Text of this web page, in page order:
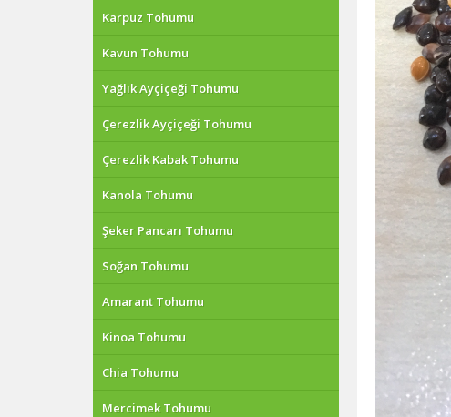
Karpuz Tohumu
Kavun Tohumu
Yağlık Ayçiçeği Tohumu
Çerezlik Ayçiçeği Tohumu
Çerezlik Kabak Tohumu
Kanola Tohumu
Şeker Pancarı Tohumu
Soğan Tohumu
Amarant Tohumu
Kinoa Tohumu
Chia Tohumu
Mercimek Tohumu